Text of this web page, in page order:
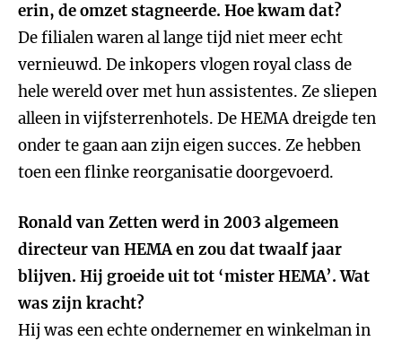
erin, de omzet stagneerde. Hoe kwam dat?
De filialen waren al lange tijd niet meer echt
vernieuwd. De inkopers vlogen royal class de
hele wereld over met hun assistentes. Ze sliepen
alleen in vijfsterrenhotels. De HEMA dreigde ten
onder te gaan aan zijn eigen succes. Ze hebben
toen een flinke reorganisatie doorgevoerd.
Ronald van Zetten werd in 2003 algemeen
directeur van HEMA en zou dat twaalf jaar
blijven. Hij groeide uit tot ‘mister HEMA’. Wat
was zijn kracht?
Hij was een echte ondernemer en winkelman in